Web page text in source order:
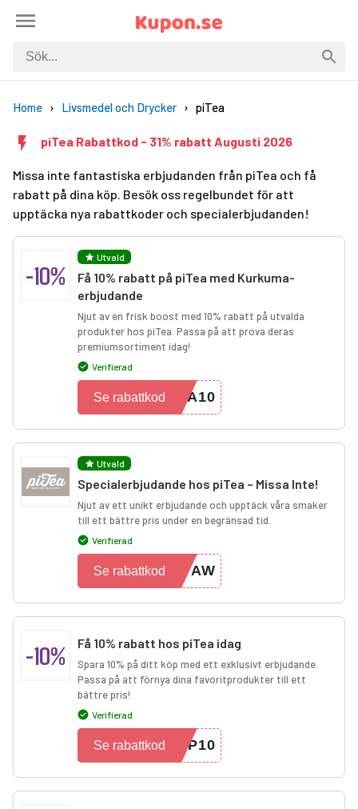
Home Livsmedel och Drycker piTea
piTea Rabattkod - 31% rabatt Augusti 2026
Missa inte fantastiska erbjudanden från piTea och få
rabatt på dina köp. Besök oss regelbundet för att
upptäcka nya rabattkoder och specialerbjudanden!
-10%
Utvald
Få 10% rabatt på piTea med Kurkuma-
erbjudande
Njut av en frisk boost med 10% rabatt på utvalda
produkter hos piTea. Passa på att prova deras
premiumsortiment idag!
Verifierad
MA10
Se rabattkod
Utvald
Specialerbjudande hos piTea – Missa Inte!
Njut av ett unikt erbjudande och upptäck våra smaker
till ett bättre pris under en begränsad tid.
Verifierad
NTAW
Se rabattkod
-10% Få 10% rabatt hos piTea idag
Spara 10% på ditt köp med ett exklusivt erbjudande.
Passa på att förnya dina favoritprodukter till ett
bättre pris!
Verifierad
OP10
Se rabattkod